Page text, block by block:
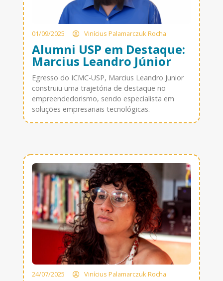
01/09/2025 Vinícius Palamarczuk Rocha
Alumni USP em Destaque:
Marcius Leandro Júnior
Egresso do ICMC-USP, Marcius Leandro Junior
construiu uma trajetória de destaque no
empreendedorismo, sendo especialista em
soluções empresariais tecnológicas.
24/07/2025 Vinícius Palamarczuk Rocha